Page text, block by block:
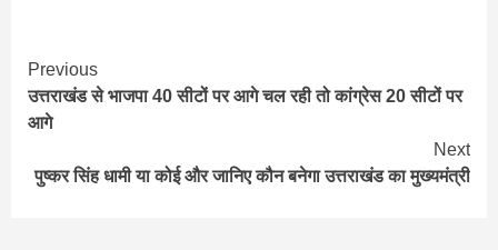
Continue
Reading
Previous
उत्तराखंड से भाजपा 40 सीटों पर आगे चल रही तो कांग्रेस 20 सीटों पर
आगे
Next
पुष्कर सिंह धामी या कोई और जानिए कौन बनेगा उत्तराखंड का मुख्यमंत्री